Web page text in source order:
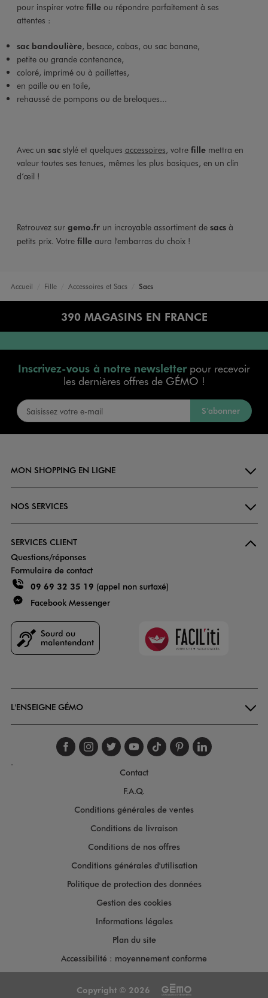
pour inspirer votre fille ou répondre parfaitement à ses
attentes :
sac bandoulière, besace, cabas, ou sac banane,
petite ou grande contenance,
coloré, imprimé ou à paillettes,
en paille ou en toile,
rehaussé de pompons ou de breloques...
Avec un sac stylé et quelques accessoires, votre fille mettra en
valeur toutes ses tenues, mêmes les plus basiques, en un clin
d’œil !
Retrouvez sur gemo.frun incroyable assortiment de sacsà
petits prix. Votre fille aura l'embarras du choix !
Accueil Fille Accessoires et Sacs Sacs
390 MAGASINS EN FRANCE
Inscrivez-vous à notre newsletterpour recevoir
les dernières offres de GÉMO !
S’abonner
MON SHOPPING EN LIGNE
NOS SERVICES
SERVICES CLIENT
Questions/réponses
Formulaire de contact
09 69 32 35 19 (appel non surtaxé)
Facebook Messenger
Faciliti
L'ENSEIGNE GÉMO
Suivez-nous sur
Suivez-nous sur
Suivez-nous sur
Suivez-nous
Suivez-nous
Suivez-
.
Contact
F.A.Q.
Conditions générales de ventes
Conditions de livraison
Conditions de nos offres
Conditions générales d'utilisation
Politique de protection des données
Gestion des cookies
Informations légales
Plan du site
Accessibilité : moyennement conforme
Copyright © 2026